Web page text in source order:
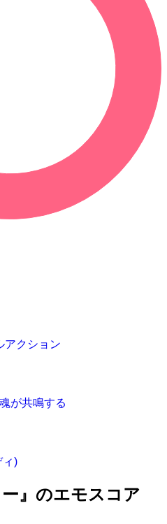
アクション
魂が共鳴する
ィ)
』のエモスコア